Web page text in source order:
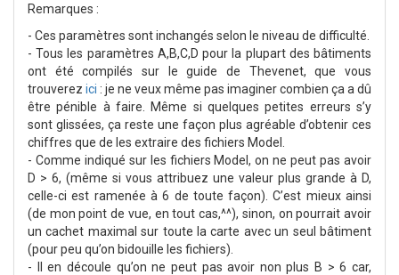
Remarques :
- Ces paramètres sont inchangés selon le niveau de difficulté.
- Tous les paramètres A,B,C,D pour la plupart des bâtiments
ont été compilés sur le guide de Thevenet, que vous
trouverez ici : je ne veux même pas imaginer combien ça a dû
être pénible à faire. Même si quelques petites erreurs s’y
sont glissées, ça reste une façon plus agréable d’obtenir ces
chiffres que de les extraire des fichiers Model.
- Comme indiqué sur les fichiers Model, on ne peut pas avoir
D > 6, (même si vous attribuez une valeur plus grande à D,
celle-ci est ramenée à 6 de toute façon). C’est mieux ainsi
(de mon point de vue, en tout cas,^^), sinon, on pourrait avoir
un cachet maximal sur toute la carte avec un seul bâtiment
(pour peu qu’on bidouille les fichiers).
- Il en découle qu’on ne peut pas avoir non plus B > 6 car,